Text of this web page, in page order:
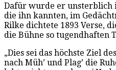
Dafür wurde er unsterblich
die ihn kannten, im
Rilke dichtete 1893 Verse,
die Bühne so tugendhaften
„Dies sei das höchste Ziel
nach Müh’ und Plag’ die